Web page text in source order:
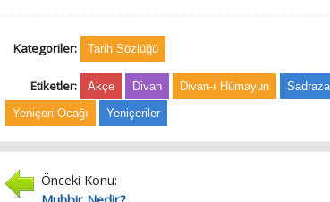
Kategoriler: Tarih Sözlüğü
Etiketler: Akçe Divan Divan-ı Hümayun
Yeniçeri Ocağı
Yeniçeriler
Önceki Konu: